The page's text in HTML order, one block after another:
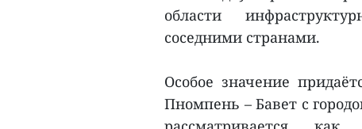
области
соседними странами.
Особое значение
Пномпень – Бавет с